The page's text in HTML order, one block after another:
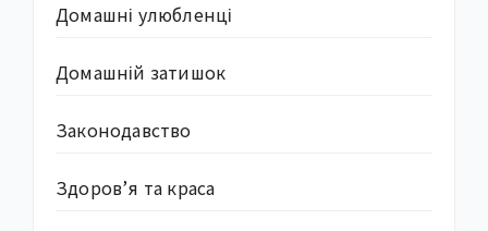
Домашні улюбленці
Домашній затишок
Законодавство
Здоров’я та краса